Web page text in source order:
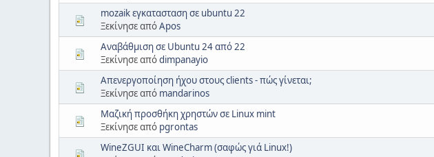
mozaik εγκατασταση σε ubuntu 22
Ξεκίνησε απόApos
Αναβάθμιση σε Ubuntu 24 από 22
Ξεκίνησε απόdimpanayio
Απενεργοποίηση ήχου στους clients - πώς γίνεται;
Ξεκίνησε από mandarinos
Μαζική προσθήκη χρηστών σε Linux mint
Ξεκίνησε από pgrontas
WineZGUI και WineCharm (σαφώς γιά Linux!)